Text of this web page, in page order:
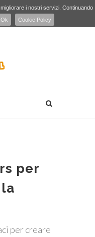
i nostri servizi. Continuando
Ok Cookie Policy
per
per creare